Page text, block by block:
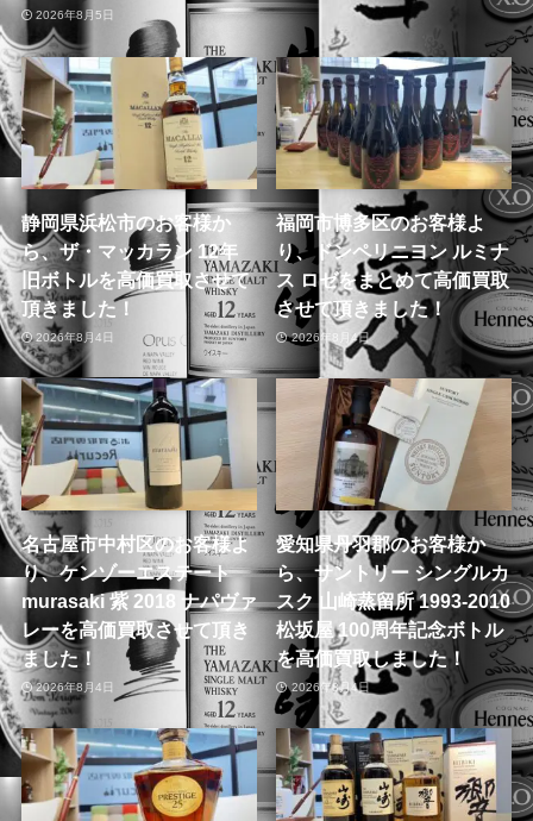
2026年8月5日
静岡県浜松市のお客様か
ら、ザ・マッカラン 12年
旧ボトルを高価買取させて
頂きました！
2026年8月4日
福岡市博多区のお客様よ
り、ドンペリニヨン ルミナ
ス ロゼをまとめて高価買取
させて頂きました！
2026年8月4日
名古屋市中村区のお客様よ
り、ケンゾーエステート
murasaki 紫 2018 ナパヴァ
レーを高価買取させて頂き
ました！
2026年8月4日
愛知県丹羽郡のお客様か
ら、サントリー シングルカ
スク 山崎蒸留所 1993-2010
松坂屋 100周年記念ボトル
を高価買取しました！
2026年8月4日